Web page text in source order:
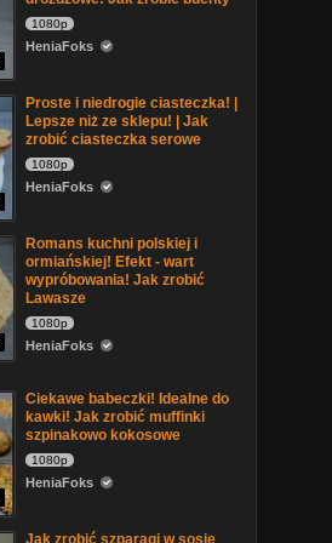
1080p
HeniaFoks
Proste i niedrogie ciasteczka! |
Lepsze niż ze sklepu! | Jak
zrobić ciasteczka serowe
1080p
HeniaFoks
Romans kuchni polskiej i
ormiańskiej! Efekt - wart
wypróbowania! Jak zrobić
Lawasze
1080p
HeniaFoks
Ciekawe babeczki! Idealne do
kawki! Jak zrobić muffinki
szpinakowo kokosowe
1080p
HeniaFoks
Jak zrobić szparagi w sosie